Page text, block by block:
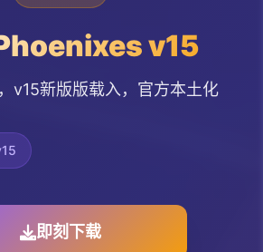
v15
v15新版版载入，官方本土化
即刻下载